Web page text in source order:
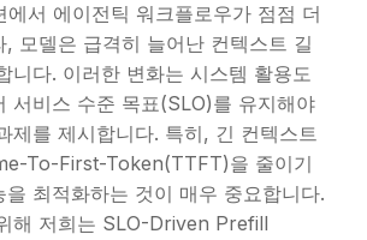
에서 에이전틱 워크플로우가 점점 더
, 모델은 급격히 늘어난 컨텍스트 길
니다. 이러한 변화는 시스템 활용도
서비스 수준 목표(SLO)를 유지해야
제를 제시합니다. 특히, 긴 컨텍스트
To-First-Token(TTFT)을 줄이기
최적화하는 것이 매우 중요합니다.
해 저희는 SLO-Driven Prefill